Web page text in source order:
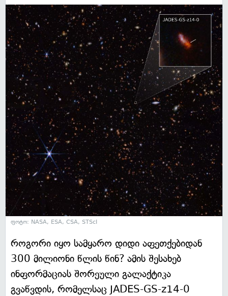
ფოტო: NASA, ESA, CSA, STScI
როგორი იყო სამყარო დიდი აფეთქებიდან
300 მილიონი წლის წინ? ამის შესახებ
ინფორმაციას შორეული გალაქტიკა
გვაწვდის, რომელსაც JADES-GS-z14-0